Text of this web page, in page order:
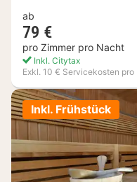
ab
79 €
pro Zimmer pro Nacht
Inkl. Citytax
Exkl. 10 € Servicekosten pro
Inkl. Frühstück